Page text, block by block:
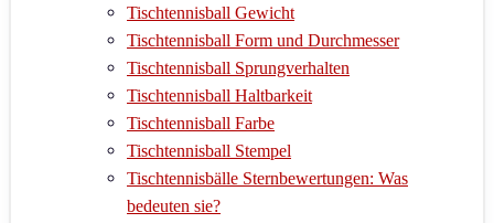
Tischtennisball Gewicht
Tischtennisball Form und Durchmesser
Tischtennisball Sprungverhalten
Tischtennisball Haltbarkeit
Tischtennisball Farbe
Tischtennisball Stempel
Tischtennisbälle Sternbewertungen: Was
bedeuten sie?